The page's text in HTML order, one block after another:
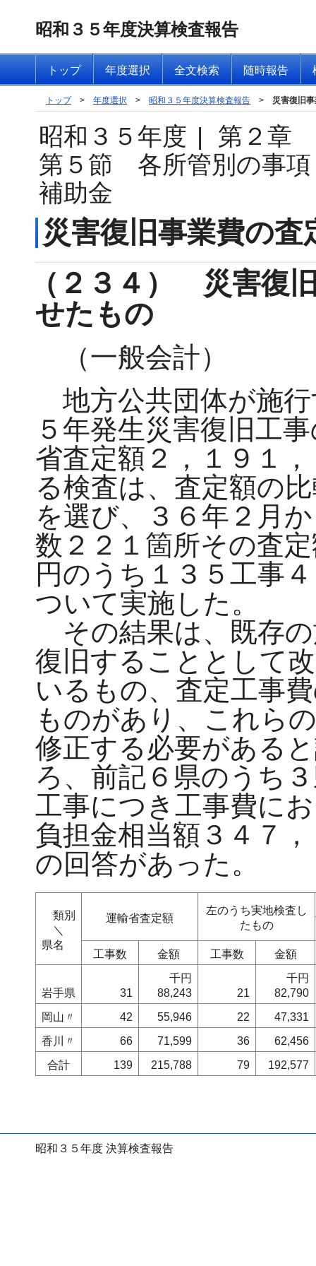
昭和３５年度決算検査報告
トップ 年度選択 全文検索 随時報告
トップ > 年度選択 > 昭和３５年度決算検査報告 > 災害復旧
昭和３５年度 |
第２章
第５節 各所管別の事項
補助金
災害復旧事業費の
（２３４） 災害復
せたもの
（一般会計）
地方公共団体が施
５年発生災害復旧工
省査定額２，１９１
る検査は、査定額の
を選び、３６年２月
数２２１箇所その査
円のうち１３５工事
ついて実施した。
その結果は、既存
復旧することとして
いるもの、査定工事
ものがあり、これら
修正する必要がある
ろ、前記６県のうち
工事につき工事費に
負担金相当額３４７
の回答があった。
類別
＼
県名
運輸省査定額
左のうち実地検査し
たもの
工事数 金額 工事数 金額
岩手県 31
千円
88,243
21
千円
82,790
岡山〃
42 55,946 22
47,331
香川〃
66 71,599 36
62,456
合計
139 215,788 79 192,577
昭和３５年度 決算検査報告